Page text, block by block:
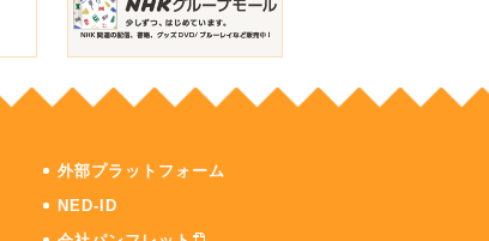
外部プラットフォーム
NED-ID